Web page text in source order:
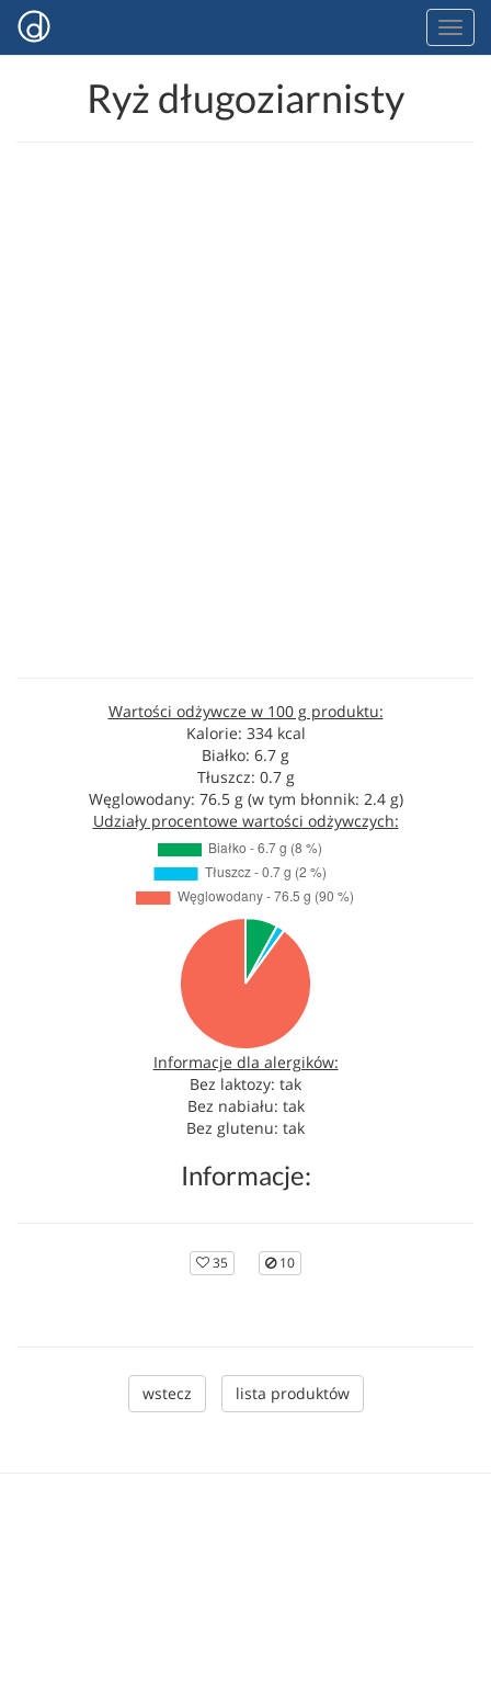
Ryż długoziarnisty
Wartości odżywcze w 100 g produktu:
Kalorie: 334 kcal
Białko: 6.7 g
Tłuszcz: 0.7 g
Węglowodany: 76.5 g (w tym błonnik: 2.4 g)
Udziały procentowe wartości odżywczych:
Informacje dla alergików:
Bez laktozy: tak
Bez nabiału: tak
Bez glutenu: tak
Informacje:
35 10
wstecz lista produktów